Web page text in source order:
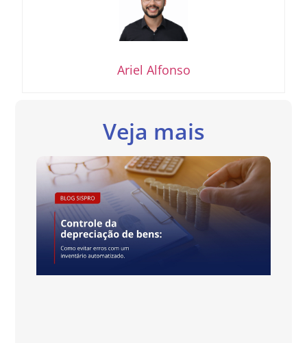
Ariel Alfonso
Veja mais